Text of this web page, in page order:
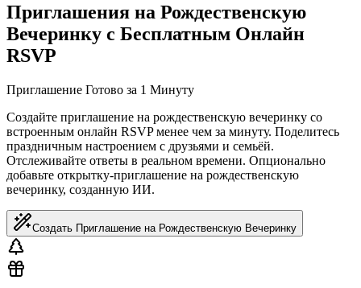
Приглашения на Рождественскую
Вечеринку с Бесплатным Онлайн
RSVP
Приглашение Готово за 1 Минуту
Создайте приглашение на рождественскую вечеринку со
встроенным онлайн RSVP менее чем за минуту. Поделитесь
праздничным настроением с друзьями и семьёй.
Отслеживайте ответы в реальном времени. Опционально
добавьте открытку-приглашение на рождественскую
вечеринку, созданную ИИ.
Создать Приглашение на Рождественскую Вечеринку